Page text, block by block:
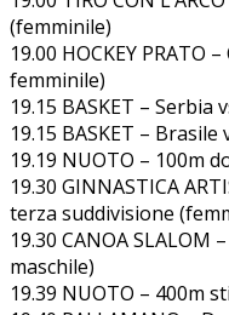
(femminile)
19.00 HOCKEY PRATO
femminile)
19.15 BASKET –
19.15 BASKET –
19.19 NUOTO – 100m
19.30 GINNASTICA
terza suddivisione
19.30 CANOA SLALOM
maschile)
19.39 NUOTO – 400m